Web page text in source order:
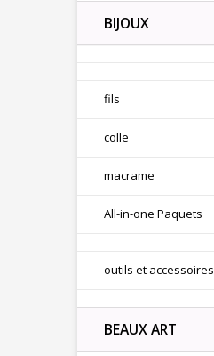
BIJOUX
fils
colle
macrame
All-in-one Paquets
outils et accessoires
BEAUX ART